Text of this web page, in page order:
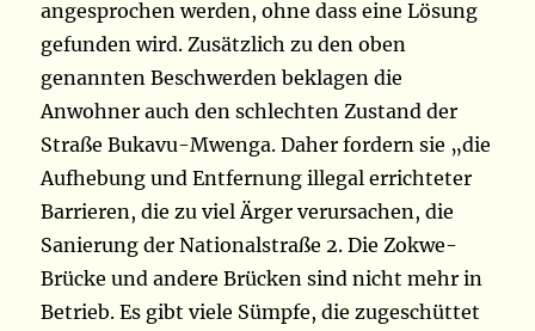
angesprochen werden, ohne dass eine Lösung
gefunden wird. Zusätzlich zu den oben
genannten Beschwerden beklagen die
Anwohner auch den schlechten Zustand der
Straße Bukavu-Mwenga. Daher fordern sie „die
Aufhebung und Entfernung illegal errichteter
Barrieren, die zu viel Ärger verursachen, die
Sanierung der Nationalstraße 2. Die Zokwe-
Brücke und andere Brücken sind nicht mehr in
Betrieb. Es gibt viele Sümpfe, die zugeschüttet